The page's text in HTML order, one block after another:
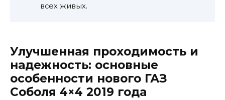
всех живых.
Улучшенная проходимость и
надежность: основные
особенности нового ГАЗ
Соболя 4×4 2019 года